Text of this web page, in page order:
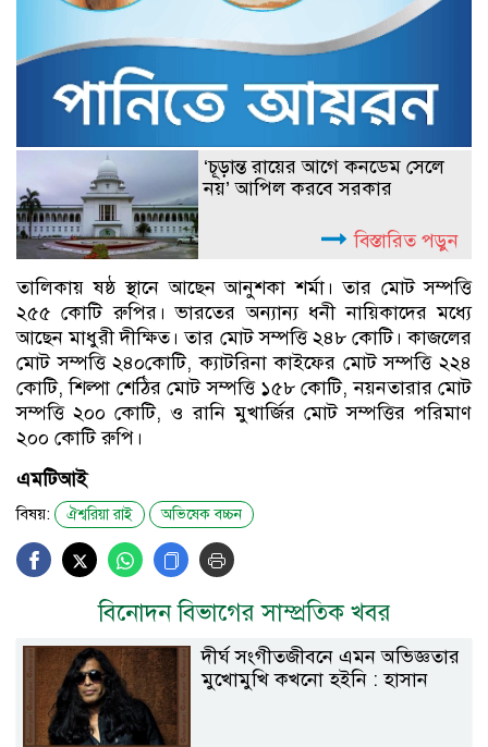
‘চূড়ান্ত রায়ের আগে কনডেম সেলে
নয়’ আপিল করবে সরকার
বিস্তারিত পড়ুন
তালিকায় ষষ্ঠ স্থানে আছেন আনুশকা শর্মা। তার মোট সম্পত্তি
২৫৫ কোটি রুপির। ভারতের অন্যান্য ধনী নায়িকাদের মধ্যে
আছেন মাধুরী দীক্ষিত। তার মোট সম্পত্তি ২৪৮ কোটি। কাজলের
মোট সম্পত্তি ২৪০কোটি, ক্যাটরিনা কাইফের মোট সম্পত্তি ২২৪
কোটি, শিল্পা শেঠির মোট সম্পত্তি ১৫৮ কোটি, নয়নতারার মোট
সম্পত্তি ২০০ কোটি, ও রানি মুখার্জির মোট সম্পত্তির পরিমাণ
২০০ কোটি রুপি।
এমটিআই
বিষয়: ঐশ্বরিয়া রাই অভিষেক বচ্চন
বিনোদন বিভাগের সাম্প্রতিক খবর
দীর্ঘ সংগীতজীবনে এমন অভিজ্ঞতার
মুখোমুখি কখনো হইনি : হাসান